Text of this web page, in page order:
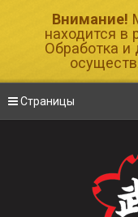
Внимание!
находится в
Обработка и
Страницы